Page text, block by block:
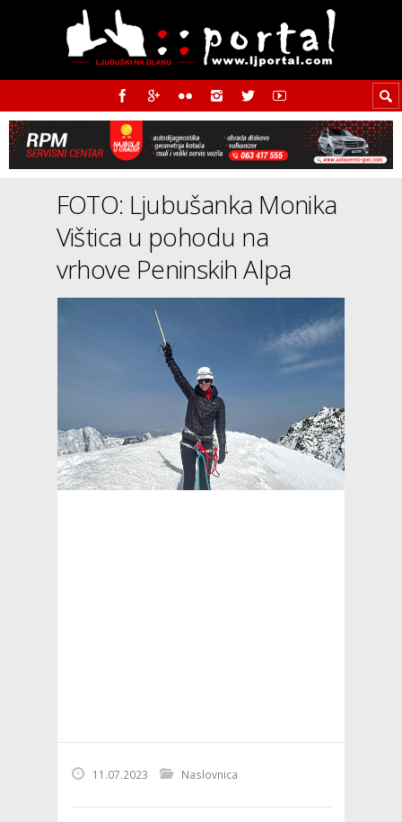
FOTO: Ljubušanka Monika
Vištica u pohodu na
vrhove Peninskih Alpa
11.07.2023 Naslovnica